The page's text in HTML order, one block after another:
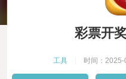
彩票开
工具 时间：2025-